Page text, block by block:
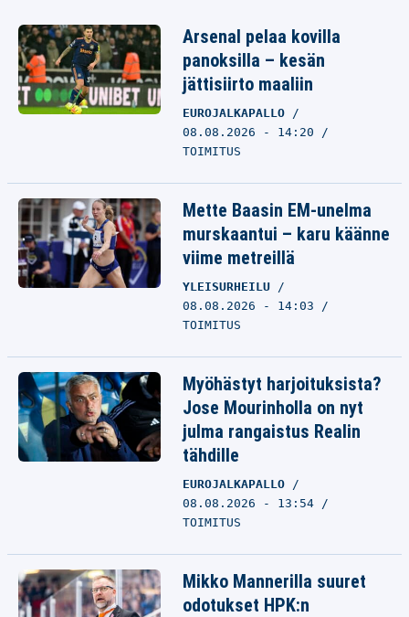
Arsenal pelaa kovilla
panoksilla – kesän
jättisiirto maaliin
EUROJALKAPALLO
08.08.2026 - 14:20
TOIMITUS
Mette Baasin EM-unelma
murskaantui – karu käänne
viime metreillä
YLEISURHEILU
08.08.2026 - 14:03
TOIMITUS
Myöhästyt harjoituksista?
Jose Mourinholla on nyt
julma rangaistus Realin
tähdille
EUROJALKAPALLO
08.08.2026 - 13:54
TOIMITUS
Mikko Mannerilla suuret
odotukset HPK:n